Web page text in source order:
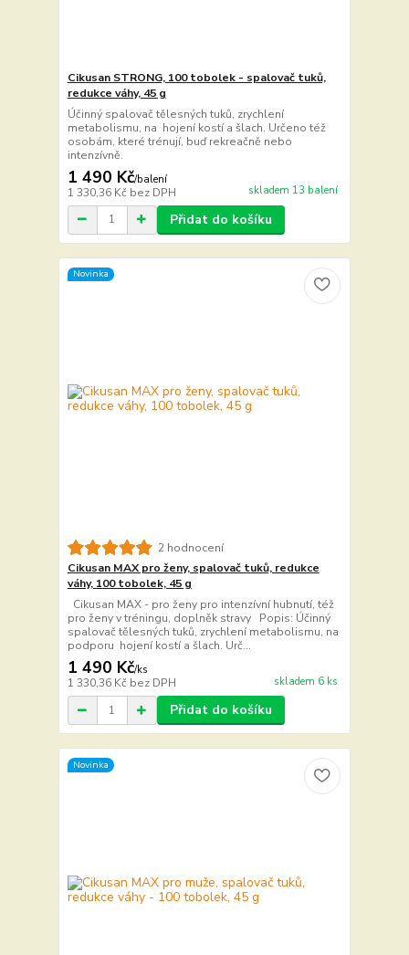
Cikusan STRONG, 100 tobolek - spalovač tuků,
redukce váhy, 45 g
Účinný spalovač tělesných tuků, zrychlení
metabolismu, na hojení kostí a šlach. Určeno též
osobám, které trénují, buď rekreačně nebo
intenzívně.
1 490 Kč/balení
1 330,36 Kč bez DPH skladem 13 balení
Přidat do košíku
Novinka
2 hodnocení
Cikusan MAX pro ženy, spalovač tuků, redukce
váhy, 100 tobolek, 45 g
Cikusan MAX - pro ženy pro intenzívní hubnutí, též
pro ženy v tréningu, doplněk stravy Popis: Účinný
spalovač tělesných tuků, zrychlení metabolismu, na
podporu hojení kostí a šlach. Urč...
1 490 Kč/ks
1 330,36 Kč bez DPH skladem 6 ks
Přidat do košíku
Novinka